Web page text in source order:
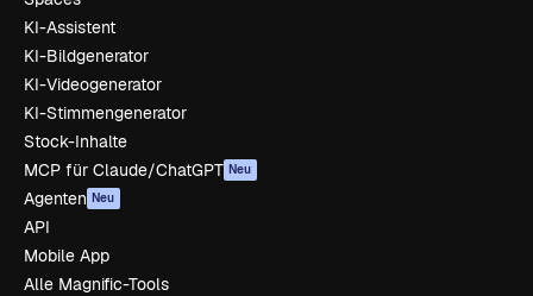
KI-Assistent
KI-Bildgenerator
KI-Videogenerator
KI-Stimmengenerator
Stock-Inhalte
MCP für Claude/ChatGPT Neu
Agenten Neu
API
Mobile App
Alle Magnific-Tools